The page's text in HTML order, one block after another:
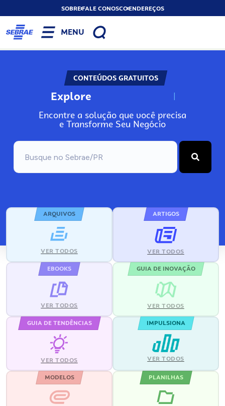
SOBREFALE CONOSCOENDEREÇOS
MENU
CONTEÚDOS GRATUITOS
Explore N
Encontre a solução que você precisa
e Transforme Seu Negócio
ARQUIVOS
VER TODOS
ARTIGOS
VER TODOS
EBOOKS
VER TODOS
GUIA DE INOVAÇÃO
VER TODOS
GUIA DE TENDÊNCIAS
VER TODOS
IMPULSIONA
VER TODOS
MODELOS PLANILHAS